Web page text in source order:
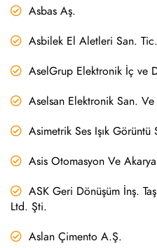
Asbas Aş.
Asbilek El Aletleri San.
AselGrup Elektronik İç ve
Aselsan Elektronik San.
Asimetrik Ses Işık Görüntü
Asis Otomasyon Ve
ASK Geri Dönüşüm İnş.
Ltd. Şti.
Aslan Çimento A.Ş.